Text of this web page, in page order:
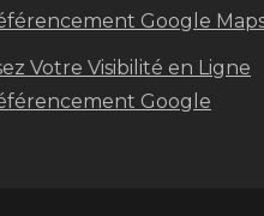
Google
Votre Visibilité en Ligne
Google